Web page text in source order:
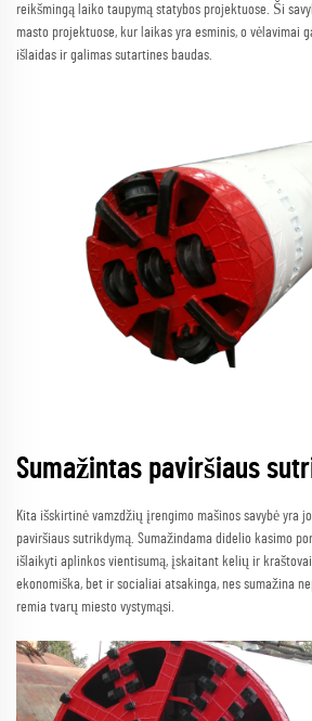
reikšmingą laiko taupymą statybos projektuose. Ši
masto projektuose, kur laikas yra esminis, o vėlavimai
išlaidas ir galimas sutartines baudas.
Sumažintas paviršiaus
Kita išskirtinė vamzdžių įrengimo mašinos savybė yra
paviršiaus sutrikdymą. Sumažindama didelio kasimo
išlaikyti aplinkos vientisumą, įskaitant kelių ir
ekonomiška, bet ir socialiai atsakinga, nes sumažina
remia tvarų miesto vystymąsi.